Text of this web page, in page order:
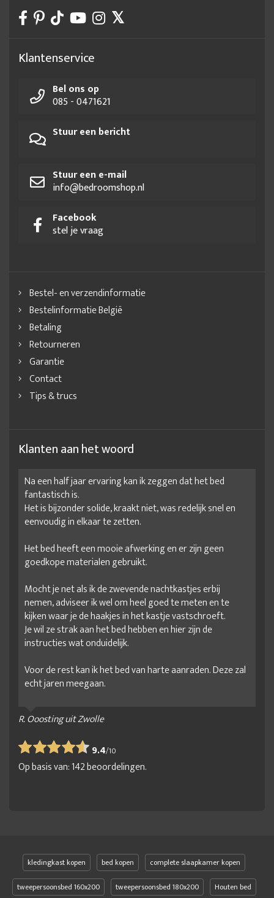
Klantenservice
Bel ons op
085 - 0471621
Stuur een bericht
Stuur een e-mail
info@bedroomshop.nl
Facebook
stel je vraag
Bestel- en verzendinformatie
Bestelinformatie België
Betaling
Retourneren
Garantie
Contact
Tips & trucs
Klanten aan het woord
Na een half jaar ervaring kan ik zeggen dat het bed
fantastisch is.
Het is bijzonder solide, kraakt niet, was redelijk snel en
eenvoudig in elkaar te zetten.
Het bed heeft een mooie afwerking en er zijn geen
goedkope materialen gebruikt.
Mocht je net als ik de zwevende nachtkastjes erbij
nemen, adviseer ik wel om heel goed te meten en te
kijken waar je de haakjes in het kastje vastschroeft.
Je wil ze strak aan het bed hebben en hier zijn de
instructies wat onduidelijk.
Voor de rest kan ik het bed van harte aanraden. Deze zal
echt jaren meegaan.
R. Ooosting uit Zwolle
9.4/10
Op basis van:142beoordelingen.
kledingkast kopen bed kopen
complete slaapkamer kopen
tweepersoonsbed 160x200
tweepersoonsbed 180x200 Houten bed